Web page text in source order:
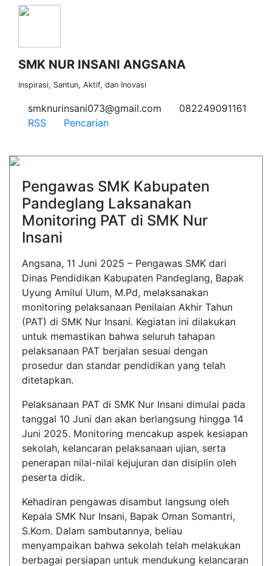
SMK NUR INSANI ANGSANA
Inspirasi, Santun, Aktif, dan Inovasi
smknurinsani073@gmail.com
082249091161
RSS
Pencarian
Pengawas SMK Kabupaten
Pandeglang Laksanakan
Monitoring PAT di SMK Nur
Insani
Angsana, 11 Juni 2025 – Pengawas SMK dari
Dinas Pendidikan Kabupaten Pandeglang, Bapak
Uyung Amilul Ulum, M.Pd, melaksanakan
monitoring pelaksanaan Penilaian Akhir Tahun
(PAT) di SMK Nur Insani. Kegiatan ini dilakukan
untuk memastikan bahwa seluruh tahapan
pelaksanaan PAT berjalan sesuai dengan
prosedur dan standar pendidikan yang telah
ditetapkan.
Pelaksanaan PAT di SMK Nur Insani dimulai pada
tanggal 10 Juni dan akan berlangsung hingga 14
Juni 2025. Monitoring mencakup aspek kesiapan
sekolah, kelancaran pelaksanaan ujian, serta
penerapan nilai-nilai kejujuran dan disiplin oleh
peserta didik.
Kehadiran pengawas disambut langsung oleh
Kepala SMK Nur Insani, Bapak Oman Somantri,
S.Kom. Dalam sambutannya, beliau
menyampaikan bahwa sekolah telah melakukan
berbagai persiapan untuk mendukung kelancaran